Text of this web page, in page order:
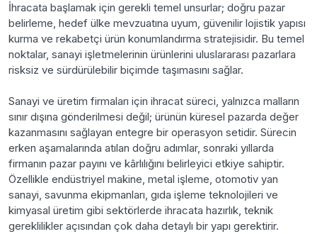
İhracata başlamak için gerekli temel unsurlar; doğru pazar
belirleme, hedef ülke mevzuatına uyum, güvenilir lojistik yapısı
kurma ve rekabetçi ürün konumlandırma stratejisidir. Bu temel
noktalar, sanayi işletmelerinin ürünlerini uluslararası pazarlara
risksiz ve sürdürülebilir biçimde taşımasını sağlar.
Sanayi ve üretim firmaları için ihracat süreci, yalnızca malların
sınır dışına gönderilmesi değil; ürünün küresel pazarda değer
kazanmasını sağlayan entegre bir operasyon setidir. Sürecin
erken aşamalarında atılan doğru adımlar, sonraki yıllarda
firmanın pazar payını ve kârlılığını belirleyici etkiye sahiptir.
Özellikle endüstriyel makine, metal işleme, otomotiv yan
sanayi, savunma ekipmanları, gıda işleme teknolojileri ve
kimyasal üretim gibi sektörlerde ihracata hazırlık, teknik
gereklilikler açısından çok daha detaylı bir yapı gerektirir.